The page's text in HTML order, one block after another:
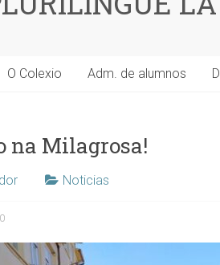
O Colexio Adm. de alumnos
na Milagrosa!
Noticias